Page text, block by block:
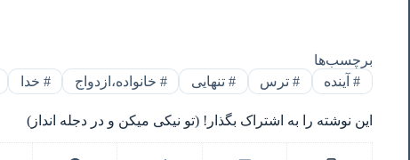
برچسب‌ها
#آینده #ترس #تنهایی # خانواده،ازدواج # خدا
این نوشته را به اشتراک بگذار! (تو نیکی میکن و در دجله انداز)